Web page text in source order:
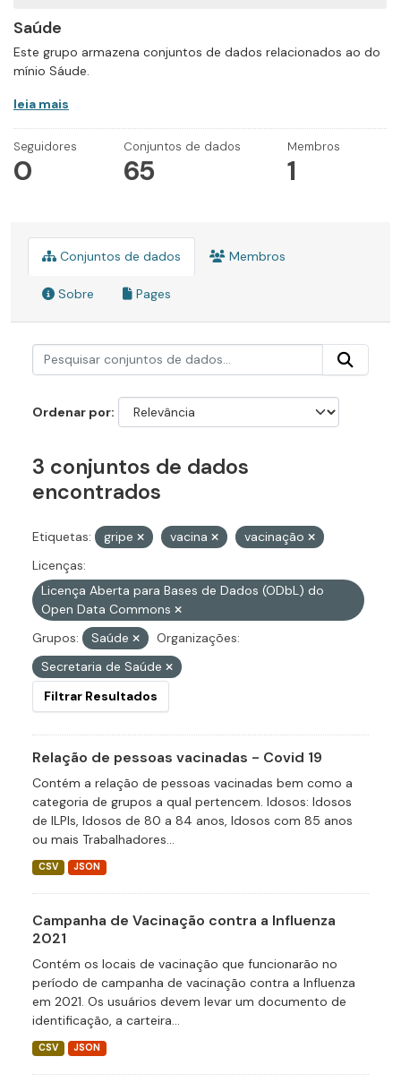
Saúde
Este grupo armazena conjuntos de dados relacionados ao do
mínio Sáude.
leia mais
Seguidores
0
Conjuntos de dados
65
Membros
1
Conjuntos de dados Membros
Sobre Pages
Ordenar por
3 conjuntos de dados
encontrados
Etiquetas: gripe vacina
vacinação
Licenças:
Licença Aberta para Bases de Dados (ODbL) do
Open Data Commons
Grupos:
Saúde
Organizações:
Secretaria de Saúde
Filtrar Resultados
Relação de pessoas vacinadas - Covid 19
Contém a relação de pessoas vacinadas bem como a
categoria de grupos a qual pertencem. Idosos: Idosos
de ILPIs, Idosos de 80 a 84 anos, Idosos com 85 anos
ou mais Trabalhadores...
CSV JSON
Campanha de Vacinação contra a Influenza
2021
Contém os locais de vacinação que funcionarão no
período de campanha de vacinação contra a Influenza
em 2021. Os usuários devem levar um documento de
identificação, a carteira...
CSV JSON